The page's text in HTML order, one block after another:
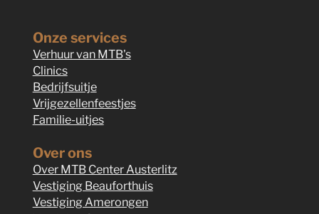
Onze services
Verhuur van MTB's
Clinics
Bedrijfsuitje
Vrijgezellenfeestjes
Familie-uitjes
Over ons
Over MTB Center Austerlitz
Vestiging Beauforthuis
Vestiging Amerongen